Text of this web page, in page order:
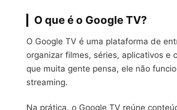
O que é o Google TV?
O Google TV é uma plataforma de
organizar filmes, séries, aplicativos e
que muita gente pensa, ele não
streaming.
Na prática, o Google TV reúne